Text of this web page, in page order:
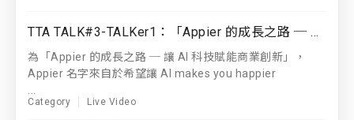
TTA TALK#3-TALKer1：「Appier 的成長之路 ─ 讓 AI 科技賦能商業創新」 Appier 共同創辦人暨技術長｜蘇家永
為「Appier 的成長之路 ─ 讓 AI 科技賦能商業創新」，
Appier 名字來自於希望讓 AI makes you happier
Category Live Video